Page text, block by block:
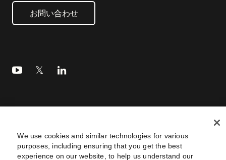
お問い合わせ
utility
Navtane22
サービスステータス サイトマップ Settings
We use cookies and similar technologies for various
purposes, including ensuring that you get the best
experience on our website, to help us understand our